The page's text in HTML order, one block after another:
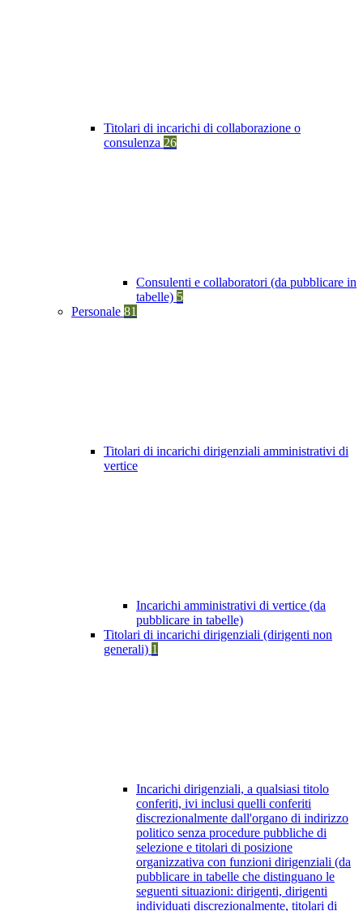
Titolari di incarichi di collaborazione o
consulenza 26
Consulenti e collaboratori (da pubblicare in
tabelle) 5
Personale 81
Titolari di incarichi dirigenziali amministrativi di
vertice
Incarichi amministrativi di vertice (da
pubblicare in tabelle)
Titolari di incarichi dirigenziali (dirigenti non
generali) 1
Incarichi dirigenziali, a qualsiasi titolo
conferiti, ivi inclusi quelli conferiti
discrezionalmente dall'organo di indirizzo
politico senza procedure pubbliche di
selezione e titolari di posizione
organizzativa con funzioni dirigenziali (da
pubblicare in tabelle che distinguano le
seguenti situazioni: dirigenti, dirigenti
individuati discrezionalmente, titolari di